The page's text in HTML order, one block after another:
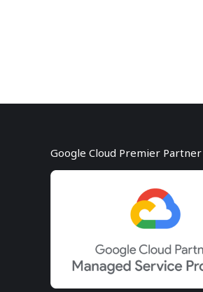
Google Cloud Premier Partner